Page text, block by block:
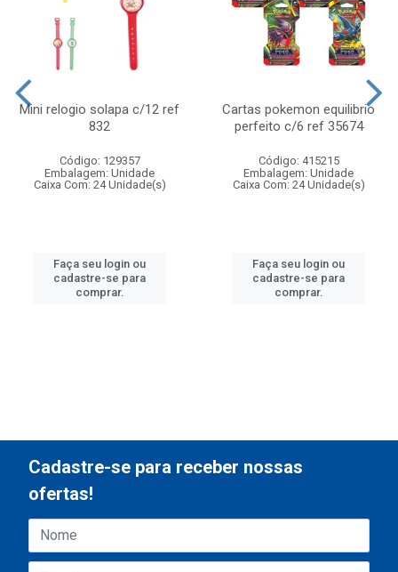
Mini relogio solapa c/12 ref
832
Código: 129357
Embalagem: Unidade
Caixa Com: 24 Unidade(s)
Faça seu login ou
cadastre-se para
comprar.
Cartas pokemon equilibrio
perfeito c/6 ref 35674
Código: 415215
Embalagem: Unidade
Caixa Com: 24 Unidade(s)
Faça seu login ou
cadastre-se para
comprar.
Cadastre-se para receber nossas
ofertas!